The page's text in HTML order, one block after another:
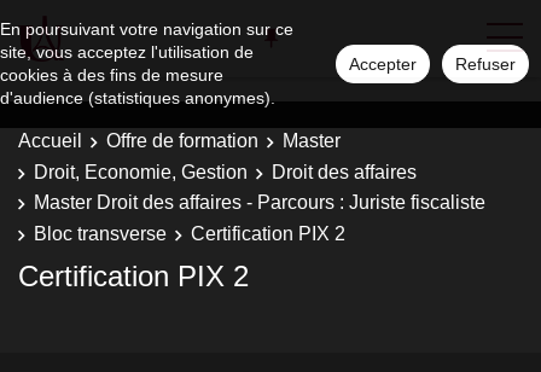
En poursuivant votre navigation sur ce
site, vous acceptez l'utilisation de
cookies à des fins de mesure
d'audience (statistiques anonymes).
Accepter Refuser
Accueil Offre de formation
Master
Droit, Economie, Gestion
Droit des affaires
Master Droit des affaires - Parcours : Juriste fiscaliste
Bloc transverse
Certification PIX 2
Certification PIX 2